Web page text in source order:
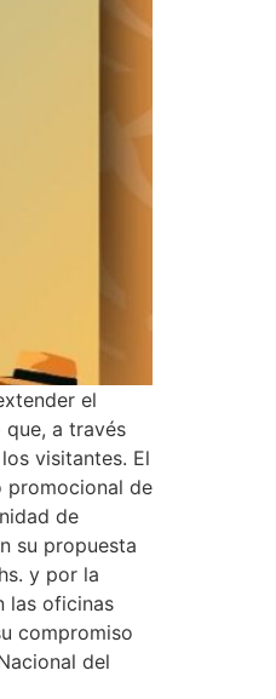
el
a través
visitantes. El
promocional de
de
su propuesta
y por la
las oficinas
compromiso
del